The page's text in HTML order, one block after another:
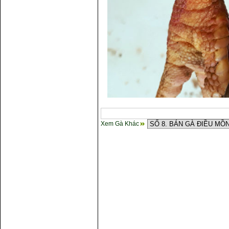
Xem Gà Khác